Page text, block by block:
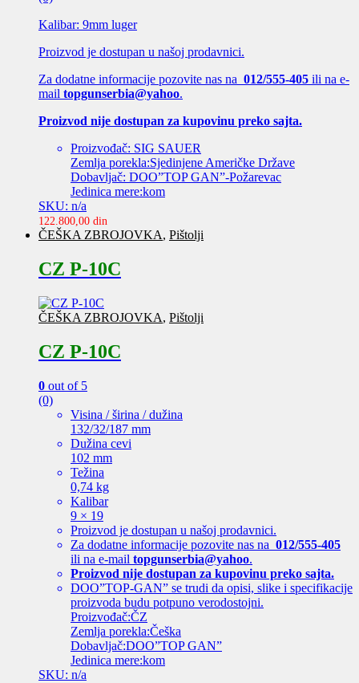
Kalibar: 9mm luger
Proizvod je dostupan u našoj prodavnici.
Za dodatne informacije pozovite nas na 012/555-405 ili na e-
mail topgunserbia@yahoo.
Proizvod nije dostupan za kupovinu preko sajta.
Proizvođač: SIG SAUER
Zemlja porekla:Sjedinjene Američke Države
Dobavljač: DOO”TOP GAN”-Požarevac
Jedinica mere:kom
SKU: n/a
122.800,00 din
ČEŠKA ZBROJOVKA, Pištolji
CZ P-10C
ČEŠKA ZBROJOVKA, Pištolji
CZ P-10C
0 out of 5
(0)
Visina / širina / dužina
132/32/187 mm
Dužina cevi
102 mm
Težina
0,74 kg
Kalibar
9 × 19
Proizvod je dostupan u našoj prodavnici.
Za dodatne informacije pozovite nas na 012/555-405
ili na e-mail topgunserbia@yahoo.
Proizvod nije dostupan za kupovinu preko sajta.
DOO”TOP-GAN” se trudi da opisi, slike i specifikacije
proizvoda budu potpuno verodostojni.
Proizvođač:ČZ
Zemlja porekla:Češka
Dobavljač:DOO”TOP GAN”
Jedinica mere:kom
SKU: n/a